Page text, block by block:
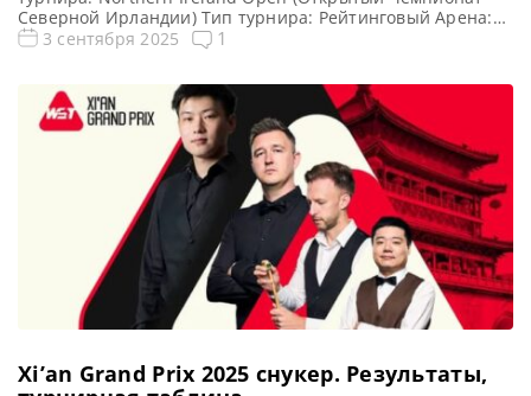
Северной Ирландии) Тип турнира: Рейтинговый Арена:
Waterfront Hall Место проведения (населенный пункт,
Кайрен Уилсон Турнирная таблица Northern Ireland Open
2025: Открытый чемпионат Северной Ирландии 2025 —
турнирная сетка рейтингового турнира по […]
3 сентября 2025 1
Xi’an Grand Prix 2025 cнукер. Результаты,